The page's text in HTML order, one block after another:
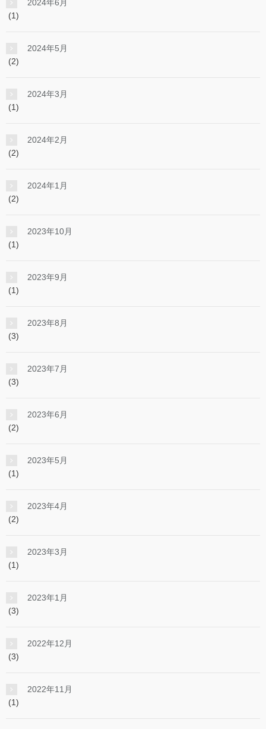
2024年6月
(1)
2024年5月
(2)
2024年3月
(1)
2024年2月
(2)
2024年1月
(2)
2023年10月
(1)
2023年9月
(1)
2023年8月
(3)
2023年7月
(3)
2023年6月
(2)
2023年5月
(1)
2023年4月
(2)
2023年3月
(1)
2023年1月
(3)
2022年12月
(3)
2022年11月
(1)